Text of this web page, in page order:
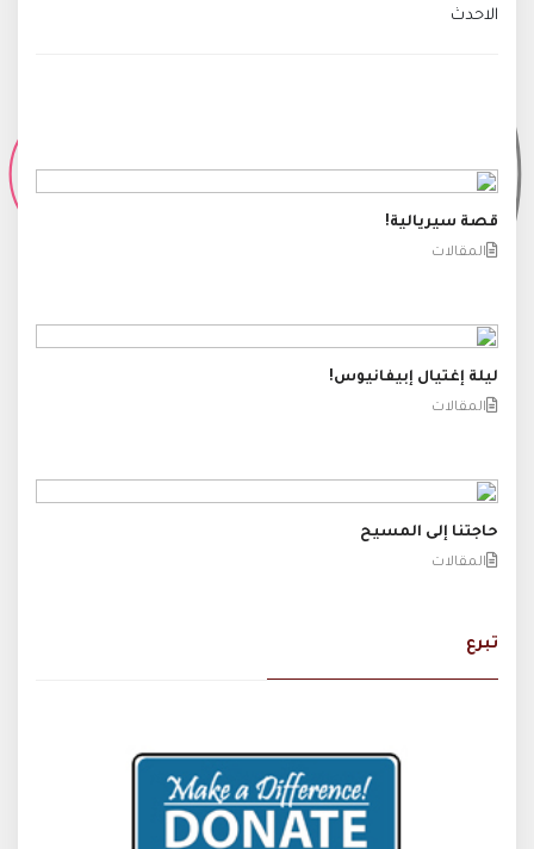
الاحدث
قصة سيريالية!
المقالات
ليلة إغتيال إبيفانيوس!
المقالات
حاجتنا إلى المسيح
المقالات
تبرع